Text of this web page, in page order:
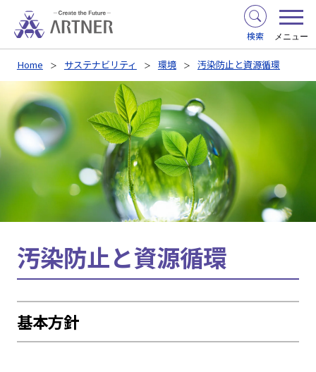
検索 メニュー
Home サステナビリティ 環境 汚染防止と資源循環
汚染防止と資源循環
基本方針